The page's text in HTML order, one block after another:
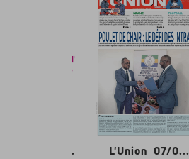
de l... L'Union 07/0...